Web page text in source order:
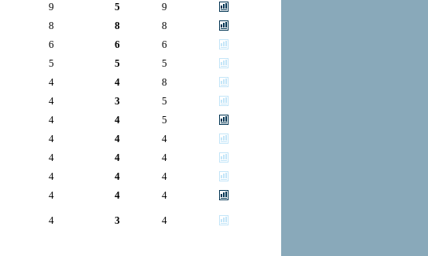
9 5
9
8 8
8
6 6
6
5 5
5
4 4
8
4 3
5
4 4
5
4 4
4
4 4
4
4 4
4
4 4 4
4 3 4